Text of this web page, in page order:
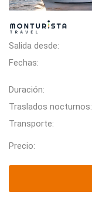
Salida desde:
Fechas:
Duración:
Traslados nocturnos:
Transporte:
Precio: